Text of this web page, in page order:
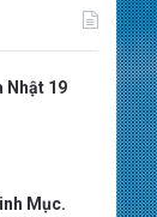
Nhật 19
Mục.